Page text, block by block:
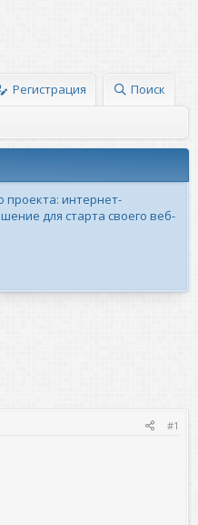
Регистрация Поиск
проекта: интернет-
для старта своего веб-
#1